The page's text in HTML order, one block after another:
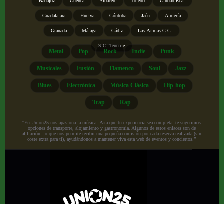
Guadalajara Huelva Córdoba Jaén Almería
Granada Málaga Cádiz Las Palmas G.C.
S.C. Tenerife
Metal Pop Rock Indie Punk
Musicales Fusión Flamenco Soul Jazz
Blues Electrónica Música Clásica Hip-hop
Trap Rap
“En Union25 nos apasiona la música. Para que tu experiencia sea completa, te sugerimos
opciones de transporte, alojamiento y gastronomía. Algunos de estos enlaces son de
afiliación, lo que nos permite recibir una pequeña comisión por cada reserva realizada (sin
coste extra para ti), ayudándonos a mantener viva esta web de eventos y conciertos.”